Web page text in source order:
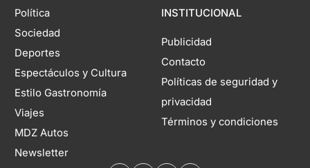
Política
Sociedad
Deportes
Espectáculos y Cultura
Estilo Gastronomía
Viajes
MDZ Autos
Newsletter
INSTITUCIONAL
Publicidad
Contacto
Políticas de seguridad y
privacidad
Términos y condiciones